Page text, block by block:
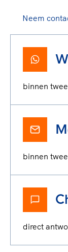
Neem
binnen
binnen
direct